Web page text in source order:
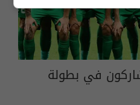
في بطولة